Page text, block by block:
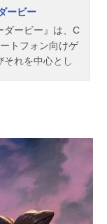
多胡木村夏
つかさ：河瀬茉
薫古賀小春：小
彩奈小関麗
紗枝：立花理香
ービー
ダービー』は、C
トフォン向けゲ
それを中心とし
、スタッフ、